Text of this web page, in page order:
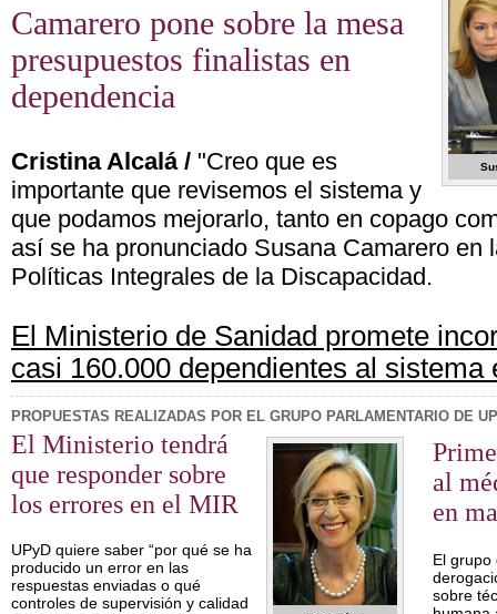
Camarero pone sobre la mesa
presupuestos finalistas en
dependencia
Cristina Alcalá / "Creo que es
importante que revisemos el sistema y
que podamos mejorarlo, tanto en copago
así se ha pronunciado Susana Camarero en
Políticas Integrales de la Discapacidad.
El Ministerio de Sanidad promete
casi 160.000 dependientes al sistema
PROPUESTAS REALIZADAS POR EL GRUPO PARLAMENTARIO DE
El Ministerio tendrá
que responder sobre
los errores en el MIR
UPyD quiere saber “por qué se ha
producido un error en las
respuestas enviadas o qué
controles de supervisión y calidad
al
en
El grupo
sobre